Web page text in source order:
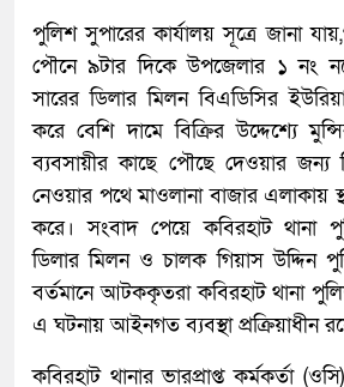
পুলিশ সুপারের কার্যালয় সূত্রে জানা
পৌনে ৯টার দিকে উপজেলার ১ নং
সারের ডিলার মিলন বিএডিসির
করে বেশি দামে বিক্রির উদ্দেশ্যে
ব্যবসায়ীর কাছে পৌছে দেওয়ার
নেওয়ার পথে মাওলানা বাজার
করে। সংবাদ পেয়ে কবিরহাট থানা
ডিলার মিলন ও চালক গিয়াস উদ্দিন
বর্তমানে আটককৃতরা কবিরহাট থানা
এ ঘটনায় আইনগত ব্যবস্থা প্রক্রিয়াধীন
কবিরহাট থানার ভারপ্রাপ্ত কর্মকর্তা